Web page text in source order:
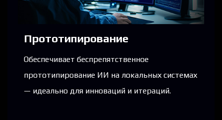
Прототипирование
Обеспечивает беспрепятственное
прототипирование ИИ на локальных системах
— идеально для инноваций и итераций.